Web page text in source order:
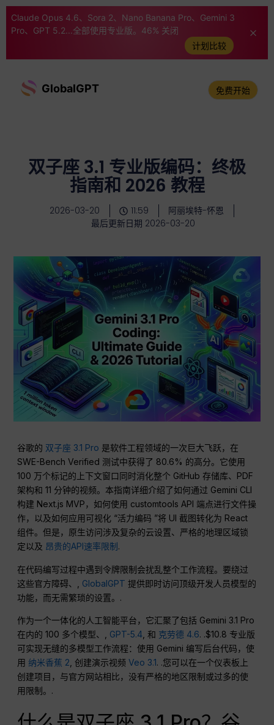
Claude Opus 4.6、Sora 2、Nano Banana Pro、Gemini 3
Pro、GPT 5.2...全部使用专业版。46% 关闭
计划比较
GlobalGPT 免费开始
双子座 3.1 专业版编码：终极
指南和 2026 教程
2026-03-20 11:59
阿丽埃特-怀恩
最后更新日期 2026-03-20
谷歌的 双子座 3.1 Pro 是软件工程领域的一次巨大飞跃，在
SWE-Bench Verified 测试中获得了 80.6% 的高分。它使用
100 万个标记的上下文窗口同时消化整个 GitHub 存储库、PDF
架构和 11 分钟的视频。本指南详细介绍了如何通过 Gemini CLI
构建 Next.js MVP，如何使用 customtools API 端点进行文件操
作，以及如何应用可视化 “活力编码 ”将 UI 截图转化为 React
组件。但是，原生访问涉及复杂的云设置、严格的地理区域锁
定以及 昂贵的API速率限制 .
在代码编写过程中遇到令牌限制会扰乱整个工作流程。要绕过
这些官方障碍、, GlobalGPT 提供即时访问顶级开发人员模型的
功能，而无需繁琐的设置。.
作为一个一体化的人工智能平台，它汇聚了包括 Gemini 3.1 Pro
在内的 100 多个模型、, GPT-5.4 , 和 克劳德 4.6. .$10.8 专业版
可实现无缝的多模型工作流程：使用 Gemini 编写后台代码，使
用 纳米香蕉 2 , 创建演示视频Veo 3.1. .您可以在一个仪表板上
创建项目，与官方网站相比，没有严格的地区限制或过多的使
用限制。.